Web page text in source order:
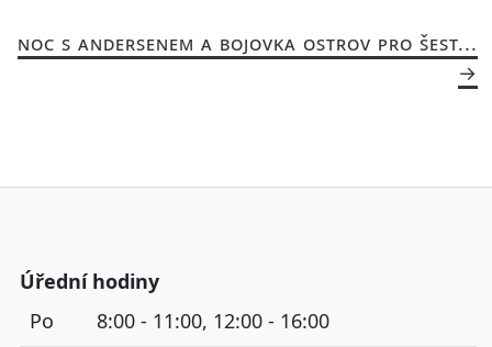
NOC S ANDERSENEM A BOJOVKA OSTROV PRO ŠEST...
Úřední hodiny
Po
8:00 - 11:00, 12:00 - 16:00